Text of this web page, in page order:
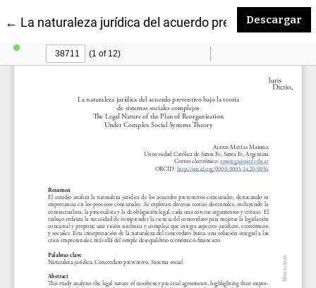
← Volver a los detalles del artículo
La naturaleza jurídica del acuerdo preventivo bajo
Descargar